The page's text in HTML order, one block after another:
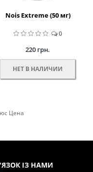
Nois Extreme (50 мг)
0
220 грн.
НЕТ В НАЛИЧИИ
Цена
ІЗ НАМИ